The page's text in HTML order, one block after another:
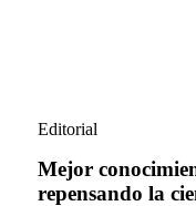
Editorial
Mejor
repensando la